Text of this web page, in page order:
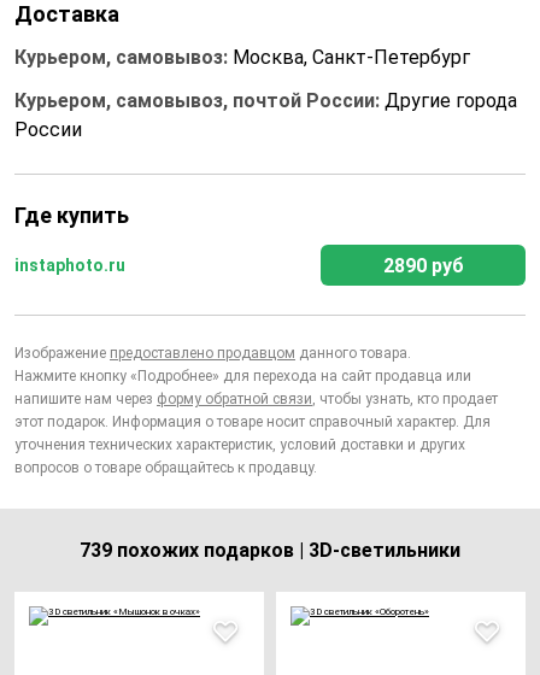
Доставка
Курьером, самовывоз: Москва, Санкт-Петербург
Курьером, самовывоз, почтой России: Другие города
России
Где купить
instaphoto.ru 2890 руб
Изображение предоставлено продавцом данного товара.
Нажмите кнопку «Подробнее» для перехода на сайт продавца или
напишите нам через форму обратной связи, чтобы узнать, кто продает
этот подарок. Информация о товаре носит справочный характер. Для
уточнения технических характеристик, условий доставки и других
вопросов о товаре обращайтесь к продавцу.
739 похожих подарков | 3D-светильники